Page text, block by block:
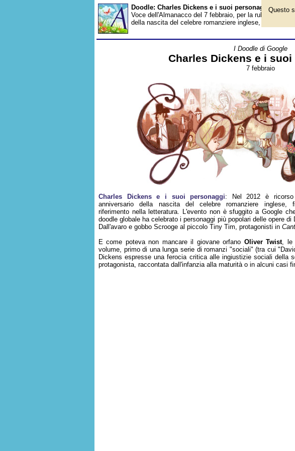
Doodle: Charles Dickens e i suoi personaggi -
Voce dell'Almanacco del 7 febbraio, per la rubrica 'I
della nascita del celebre romanziere inglese, figura di
I Doodle di Google
Charles Dickens e i
7 febbraio
Charles Dickens e i suoi personaggi: Nel 2012 è
anniversario della nascita del celebre romanziere inglese,
riferimento nella letteratura. L'evento non è sfuggito a Google
doodle globale ha celebrato i personaggi più popolari delle opere di
Dall'avaro e gobbo Scrooge al piccolo Tiny Tim, protagonisti in
E come poteva non mancare il giovane orfano Oliver Twist, le
volume, primo di una lunga serie di romanzi "sociali" (tra cui
Dickens espresse una ferocia critica alle ingiustizie sociali della
protagonista, raccontata dall'infanzia alla maturità o in alcuni casi
Questo